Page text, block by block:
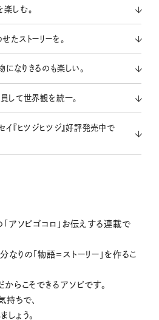
しむ。
たストーリーを。
なりきるのも楽しい。
して世界観を統一。
イ『ヒツジヒツジ』好評発売中で
アソビゴコロ」お伝えする連載で
りの「物語＝ストーリー」を作るこ
らこそできるアソビです。
持ちで、
ょう。